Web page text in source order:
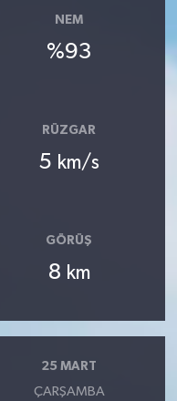
NEM
%93
RÜZGAR
5 km/s
GÖRÜŞ
8 km
25 MART
ÇARŞAMBA